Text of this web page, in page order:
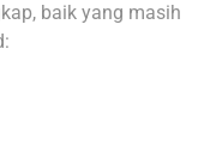
baik yang masih